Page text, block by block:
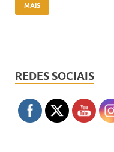
MAIS
REDES SOCIAIS